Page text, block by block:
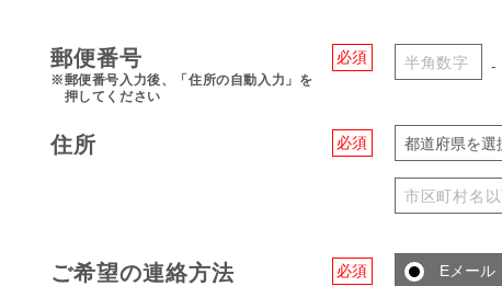
必須
郵便番号
※郵便番号入力後、「住所の自動入力」を
押してください
-
必須
住所 都道府県を選
必須
ご希望の連絡方法 Eメール